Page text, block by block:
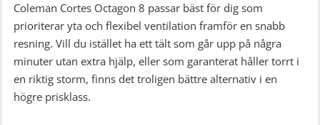
Coleman Cortes Octagon 8 passar bäst för dig som
prioriterar yta och flexibel ventilation framför en snabb
resning. Vill du istället ha ett tält som går upp på några
minuter utan extra hjälp, eller som garanterat håller torrt i
en riktig storm, finns det troligen bättre alternativ i en
högre prisklass.